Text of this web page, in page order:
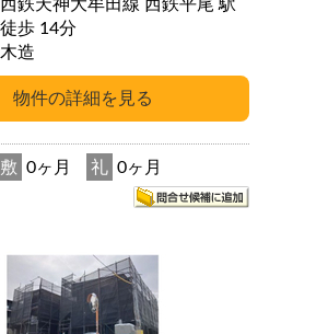
西鉄天神大牟田線 西鉄平尾 駅
徒歩 14分
木造
敷 0ヶ月 礼 0ヶ月